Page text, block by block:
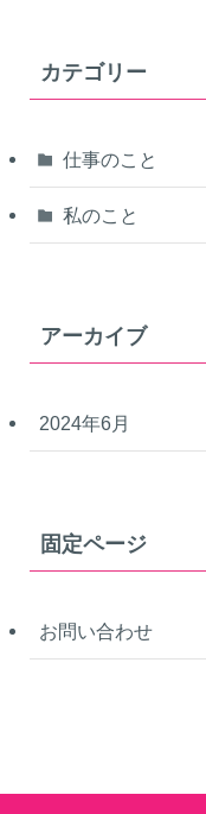
カテゴリー
仕事のこと
私のこと
アーカイブ
2024年6月
固定ページ
お問い合わせ